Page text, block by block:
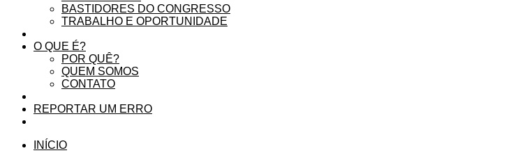
BASTIDORES DO CONGRESSO
TRABALHO E OPORTUNIDADE
O QUE É?
POR QUÊ?
QUEM SOMOS
CONTATO
REPORTAR UM ERRO
INÍCIO